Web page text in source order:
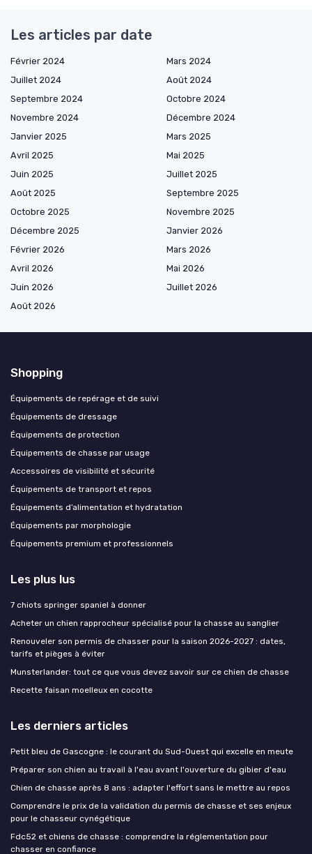
Les articles par date
Février 2024
Mars 2024
Juillet 2024
Août 2024
Septembre 2024
Octobre 2024
Novembre 2024
Décembre 2024
Janvier 2025
Mars 2025
Avril 2025
Mai 2025
Juin 2025
Juillet 2025
Août 2025
Septembre 2025
Octobre 2025
Novembre 2025
Décembre 2025
Janvier 2026
Février 2026
Mars 2026
Avril 2026
Mai 2026
Juin 2026
Juillet 2026
Août 2026
Shopping
Équipements de repérage et de suivi
Équipements de dressage
Équipements de protection
Équipements de chasse par usage
Accessoires de visibilité et sécurité
Équipements de transport et repos
Équipements d’alimentation et hydratation
Équipements par morphologie
Équipements premium et professionnels
Les plus lus
7 chiots springer spaniel à donner
Acheter un chien rapprocheur spécialisé pour la chasse au sanglier
Renouveler son permis de chasser pour la saison 2026-2027 : dates,
tarifs et pièges à éviter
Munsterlander: tout ce que vous devez savoir sur ce chien de chasse
Recette faisan moelleux en cocotte
Les derniers articles
Petit bleu de Gascogne : le courant du Sud-Ouest qui excelle en meute
Préparer son chien au travail à l'eau avant l'ouverture du gibier d'eau
Chien de chasse après 8 ans : adapter l'effort sans le mettre au repos
Comprendre le prix de la validation du permis de chasse et ses enjeux
pour le chasseur cynégétique
Fdc52 et chiens de chasse : comprendre la réglementation pour
chasser en confiance